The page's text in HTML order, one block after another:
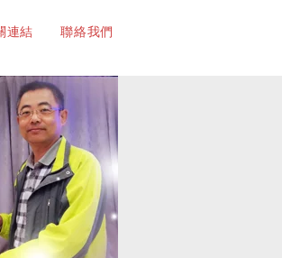
連結 聯絡我們